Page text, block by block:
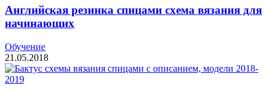
Английская резинка спицами схема вязания для
начинающих
Обучение
21.05.2018